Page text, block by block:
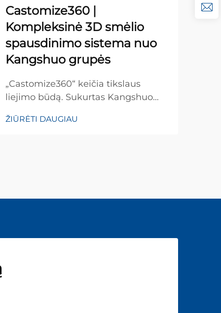
Castomize360 |
Kompleksinė 3D smėlio
spausdinimo sistema nuo
Kangshuo grupės
„Castomize360“ keičia tikslaus
liejimo būdą. Sukurtas Kangshuo
sprendimas sujungia konsultavimą,
ŽIŪRĖTI DAUGIAU